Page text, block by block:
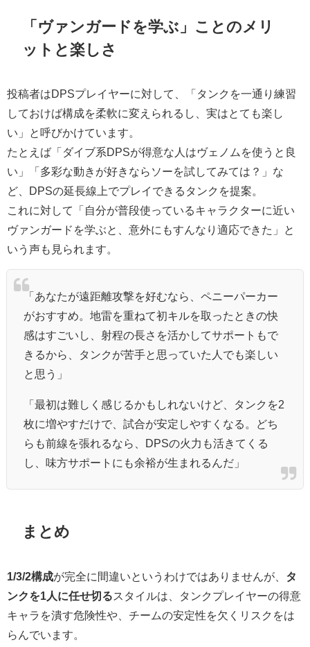
「ヴァンガードを学ぶ」ことの メリ
ット と楽しさ
投稿者はDPSプレイヤーに対して、「タンクを一通り練習
しておけば構成を柔軟に変えられるし、実はとても楽し
い」と呼びかけています。
たとえば「ダイブ系DPSが得意な人はヴェノムを使うと良
い」「多彩な動きが好きならソーを試してみては？」な
ど、DPSの延長線上でプレイできるタンクを提案。
これに対して「自分が普段使っているキャラクターに近い
ヴァンガードを学ぶと、意外にもすんなり適応できた」と
いう声も見られます。
「あなたが遠距離攻撃を好むなら、ペニーパーカー
がおすすめ。地雷を重ねて初キルを取ったときの快
感はすごいし、射程の長さを活かしてサポートもで
きるから、タンクが苦手と思っていた人でも楽しい
と思う」
「最初は難しく感じるかもしれないけど、タンクを2
枚に増やすだけで、試合が安定しやすくなる。どち
らも前線を張れるなら、DPSの火力も活きてくる
し、味方サポートにも余裕が生まれるんだ」
まとめ
1/3/2構成が完全に間違いというわけではありませんが、 タ
ンクを1人に任せ切るスタイルは、タンクプレイヤーの得意
キャラを潰す危険性や、チームの安定性を欠くリスクをは
らんでいます。